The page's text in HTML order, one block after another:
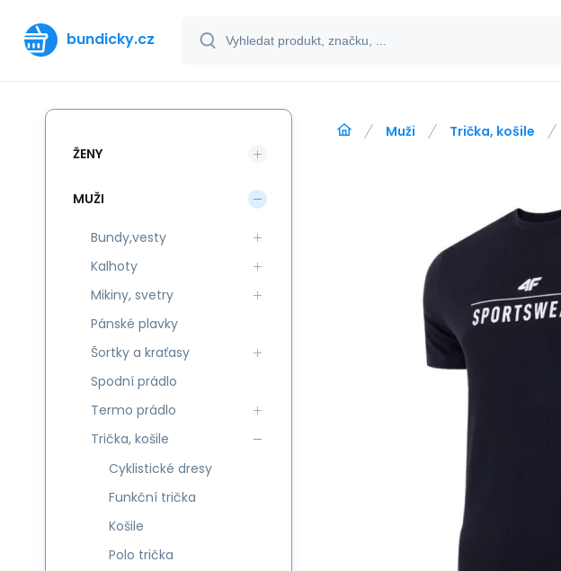
bundicky.cz
Muži Trička, košile
ŽENY
MUŽI
Bundy,vesty
Kalhoty
Mikiny, svetry
Pánské plavky
Šortky a kraťasy
Spodní prádlo
Termo prádlo
Trička, košile
Cyklistické dresy
Funkční trička
Košile
Polo trička